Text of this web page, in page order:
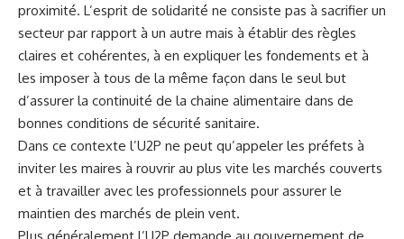
proximité. L’esprit de solidarité ne consiste pas à sacrifier un
secteur par rapport à un autre mais à établir des règles
claires et cohérentes, à en expliquer les fondements et à
les imposer à tous de la même façon dans le seul but
d’assurer la continuité de la chaine alimentaire dans de
bonnes conditions de sécurité sanitaire.
Dans ce contexte l’U2P ne peut qu’appeler les préfets à
inviter les maires à rouvrir au plus vite les marchés couverts
et à travailler avec les professionnels pour assurer le
maintien des marchés de plein vent.